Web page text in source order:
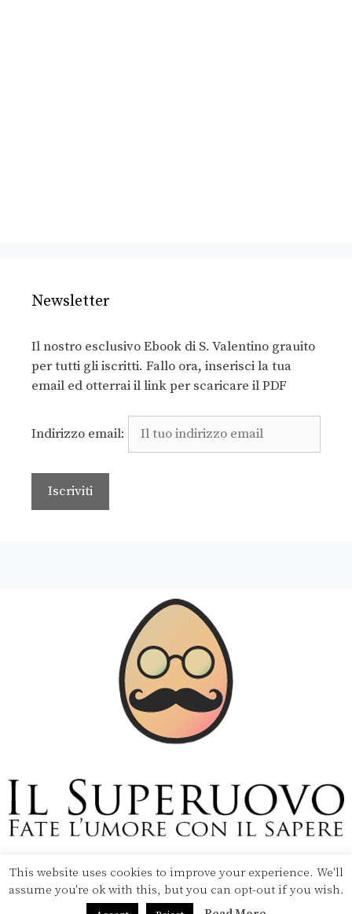
Newsletter
Il nostro esclusivo Ebook di S. Valentino grauito
per tutti gli iscritti. Fallo ora, inserisci la tua
email ed otterrai il link per scaricare il PDF
Indirizzo email:
Copyright © 2020 Il Superuovo — Powered by Pipool
SRL